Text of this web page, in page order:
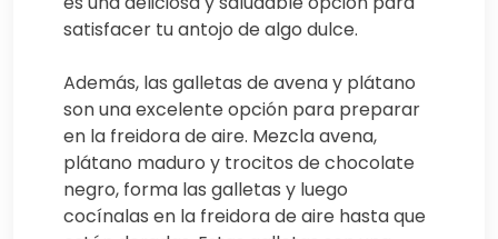
satisfacer tu antojo de algo dulce.
Además, las galletas de avena y plátano
son una excelente opción para preparar
en la freidora de aire. Mezcla avena,
plátano maduro y trocitos de chocolate
negro, forma las galletas y luego
cocínalas en la freidora de aire hasta que